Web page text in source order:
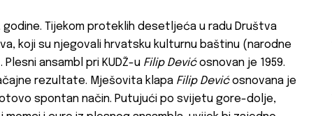
godine. Tijekom proteklih desetljeća u radu Društva
koji su njegovali hrvatsku kulturnu baštinu (narodne
ansambl pri KUDŽ-u Filip Devićosnovan je 1959.
rezultate. Mješovita klapa Filip Devićosnovana je
spontan način. Putujući po svijetu gore-dolje,